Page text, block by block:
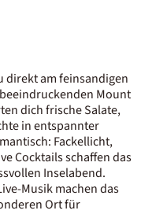
direkt am feinsandigen
Mount
dich frische Salate,
in entspannter
Fackellicht,
Cocktails schaffen das
Inselabend.
Musik machen das
Ort für